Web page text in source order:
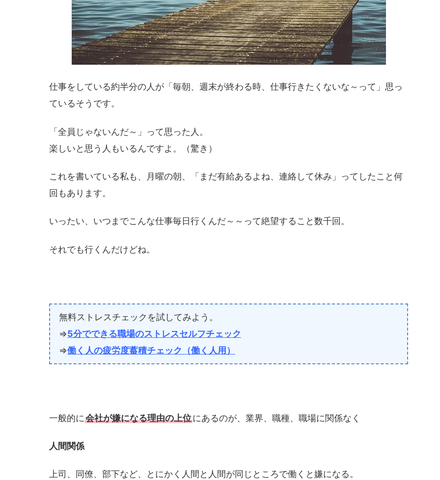
仕事をしている約半分の人が「毎朝、週末が終わる時、仕事行きたくないな～って」思っ
ているそうです。
「全員じゃないんだ～」って思った人。
楽しいと思う人もいるんですよ。（驚き）
これを書いている私も、月曜の朝、「まだ有給あるよね、連絡して休み」ってしたこと何
回もあります。
いったい、いつまでこんな仕事毎日行くんだ～～って絶望すること数千回。
それでも行くんだけどね。
無料ストレスチェックを試してみよう。
⇒5分でできる職場のストレスセルフチェック
⇒働く人の疲労度蓄積チェック（働く人用）
一般的に会社が嫌になる理由の上位にあるのが、業界、職種、職場に関係なく
人間関係
上司、同僚、部下など、とにかく人間と人間が同じところで働くと嫌になる。